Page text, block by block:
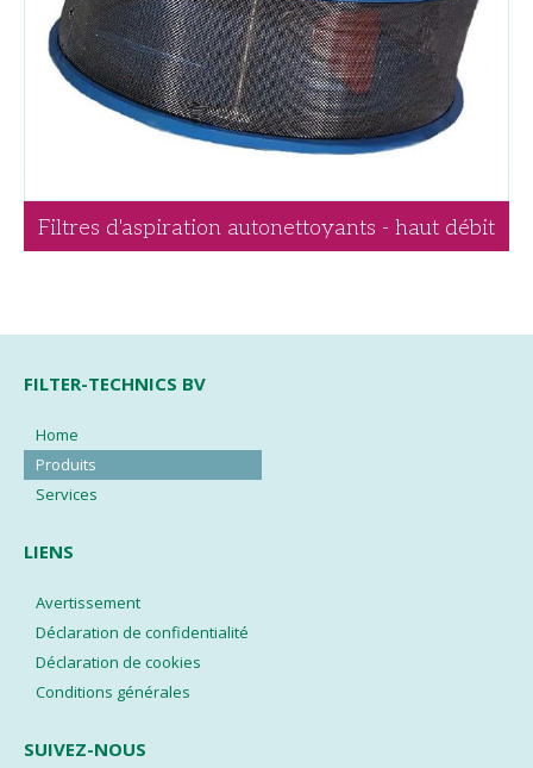
Filtres d'aspiration autonettoyants - haut débit
FILTER-TECHNICS BV
Home
Produits
Services
LIENS
Avertissement
Déclaration de confidentialité
Déclaration de cookies
Conditions générales
SUIVEZ-NOUS